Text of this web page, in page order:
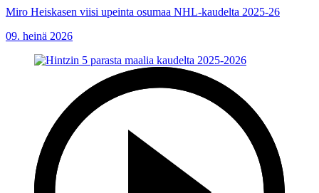
Miro Heiskasen viisi upeinta osumaa NHL-kaudelta 2025-26
09. heinä 2026